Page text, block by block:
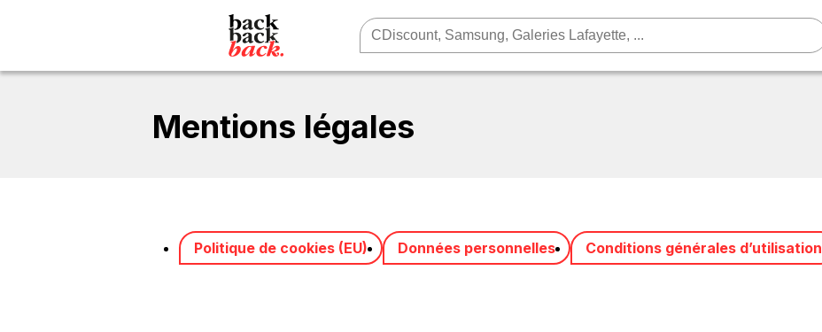
Mentions légales
Politique de cookies (EU) Données personnelles Conditions générales d’utilisation